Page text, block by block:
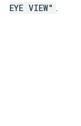
EYE VIEW" .